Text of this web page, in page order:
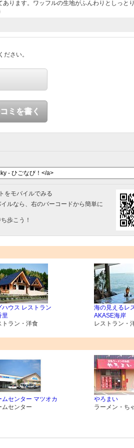
ります。ワッフルの生地がふんわりとしっと
さい。
ミを書く
をモバイルでみる
ルなら、右のバーコードから簡単に
歩こう！
ハウス レストラン
里
トラン・洋食
海の見えるレ
AKASE海岸
レストラン・
ムセンター マツオカ
ムセンター
やろまい
ラーメン・ち